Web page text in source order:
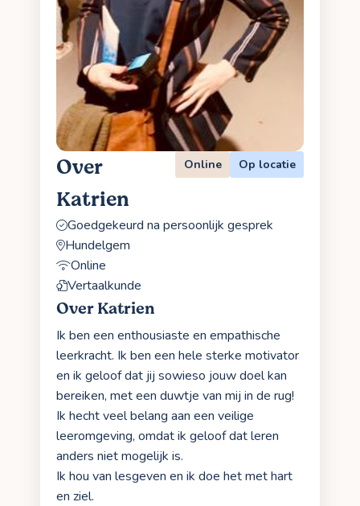
Over
Katrien
Online Op locatie
Goedgekeurd na persoonlijk gesprek
Hundelgem
Online
Vertaalkunde
Over Katrien
Ik ben een enthousiaste en empathische
leerkracht. Ik ben een hele sterke motivator
en ik geloof dat jij sowieso jouw doel kan
bereiken, met een duwtje van mij in de rug!
Ik hecht veel belang aan een veilige
leeromgeving, omdat ik geloof dat leren
anders niet mogelijk is.
Ik hou van lesgeven en ik doe het met hart
en ziel.